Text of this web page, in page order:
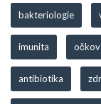
bakteriologie
imunita
antibiotika